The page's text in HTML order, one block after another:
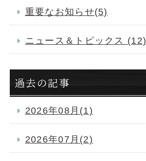
重要なお知らせ(5)
ニュース＆トピックス (12)
過去の記事
2026年08月(1)
2026年07月(2)